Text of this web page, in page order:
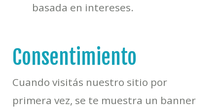
basada en intereses.
Consentimiento
Cuando visitás nuestro sitio por
primera vez, se te muestra un banner